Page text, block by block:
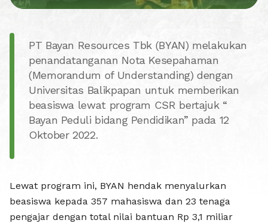
BAYAN
PT Bayan Resources Tbk (BYAN) melakukan
penandatanganan Nota Kesepahaman
(Memorandum of Understanding) dengan
Universitas Balikpapan untuk memberikan
beasiswa lewat program CSR bertajuk “
Bayan Peduli bidang Pendidikan” pada 12
Oktober 2022.
Lewat program ini, BYAN hendak menyalurkan
beasiswa kepada 357 mahasiswa dan 23 tenaga
pengajar dengan total nilai bantuan Rp 3,1 miliar